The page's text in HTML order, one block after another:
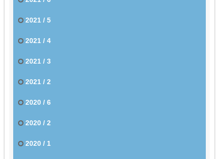
2021 / 5
2021 / 4
2021 / 3
2021 / 2
2020 / 6
2020 / 2
2020 / 1